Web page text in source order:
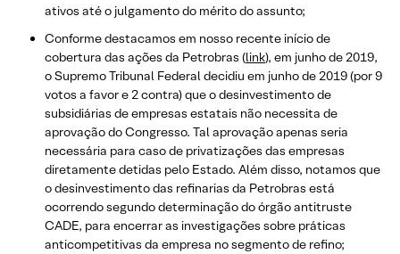
ativos até o julgamento do mérito do assunto;
Conforme destacamos em nosso recente início de
cobertura das ações da Petrobras (link), em junho de 2019,
o Supremo Tribunal Federal decidiu em junho de 2019 (por 9
votos a favor e 2 contra) que o desinvestimento de
subsidiárias de empresas estatais não necessita de
aprovação do Congresso. Tal aprovação apenas seria
necessária para caso de privatizações das empresas
diretamente detidas pelo Estado. Além disso, notamos que
o desinvestimento das refinarias da Petrobras está
ocorrendo segundo determinação do órgão antitruste
CADE, para encerrar as investigações sobre práticas
anticompetitivas da empresa no segmento de refino;